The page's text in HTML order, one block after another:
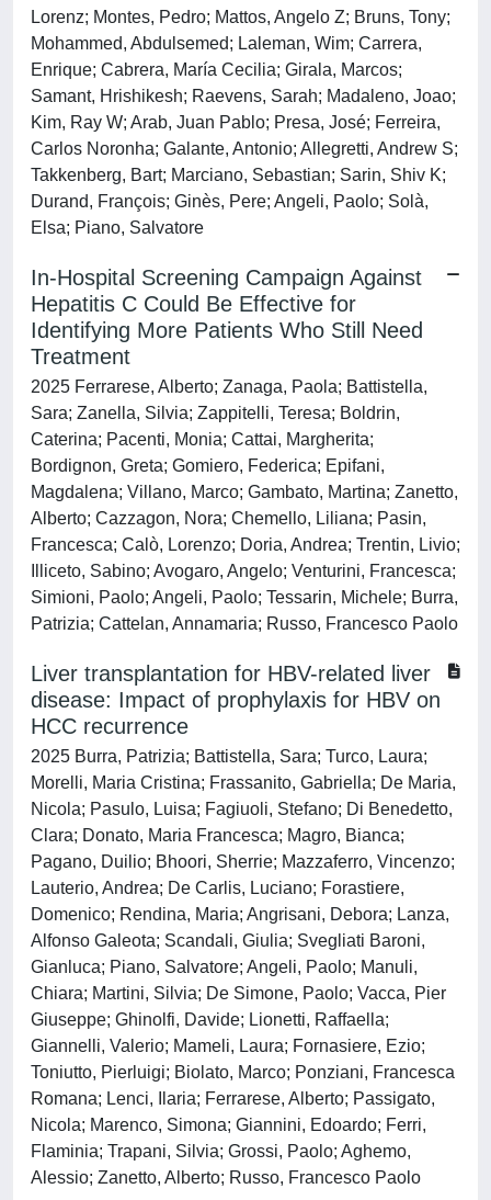
Lorenz; Montes, Pedro; Mattos, Angelo Z; Bruns, Tony;
Mohammed, Abdulsemed; Laleman, Wim; Carrera,
Enrique; Cabrera, María Cecilia; Girala, Marcos;
Samant, Hrishikesh; Raevens, Sarah; Madaleno, Joao;
Kim, Ray W; Arab, Juan Pablo; Presa, José; Ferreira,
Carlos Noronha; Galante, Antonio; Allegretti, Andrew S;
Takkenberg, Bart; Marciano, Sebastian; Sarin, Shiv K;
Durand, François; Ginès, Pere; Angeli, Paolo; Solà,
Elsa; Piano, Salvatore
In-Hospital Screening Campaign Against
Hepatitis C Could Be Effective for
Identifying More Patients Who Still Need
Treatment
2025 Ferrarese, Alberto; Zanaga, Paola; Battistella,
Sara; Zanella, Silvia; Zappitelli, Teresa; Boldrin,
Caterina; Pacenti, Monia; Cattai, Margherita;
Bordignon, Greta; Gomiero, Federica; Epifani,
Magdalena; Villano, Marco; Gambato, Martina; Zanetto,
Alberto; Cazzagon, Nora; Chemello, Liliana; Pasin,
Francesca; Calò, Lorenzo; Doria, Andrea; Trentin, Livio;
Illiceto, Sabino; Avogaro, Angelo; Venturini, Francesca;
Simioni, Paolo; Angeli, Paolo; Tessarin, Michele; Burra,
Patrizia; Cattelan, Annamaria; Russo, Francesco Paolo
Liver transplantation for HBV-related liver
disease: Impact of prophylaxis for HBV on
HCC recurrence
2025 Burra, Patrizia; Battistella, Sara; Turco, Laura;
Morelli, Maria Cristina; Frassanito, Gabriella; De Maria,
Nicola; Pasulo, Luisa; Fagiuoli, Stefano; Di Benedetto,
Clara; Donato, Maria Francesca; Magro, Bianca;
Pagano, Duilio; Bhoori, Sherrie; Mazzaferro, Vincenzo;
Lauterio, Andrea; De Carlis, Luciano; Forastiere,
Domenico; Rendina, Maria; Angrisani, Debora; Lanza,
Alfonso Galeota; Scandali, Giulia; Svegliati Baroni,
Gianluca; Piano, Salvatore; Angeli, Paolo; Manuli,
Chiara; Martini, Silvia; De Simone, Paolo; Vacca, Pier
Giuseppe; Ghinolfi, Davide; Lionetti, Raffaella;
Giannelli, Valerio; Mameli, Laura; Fornasiere, Ezio;
Toniutto, Pierluigi; Biolato, Marco; Ponziani, Francesca
Romana; Lenci, Ilaria; Ferrarese, Alberto; Passigato,
Nicola; Marenco, Simona; Giannini, Edoardo; Ferri,
Flaminia; Trapani, Silvia; Grossi, Paolo; Aghemo,
Alessio; Zanetto, Alberto; Russo, Francesco Paolo